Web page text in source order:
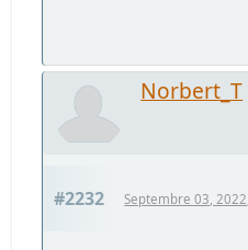
Norbert_T
#2232 Septembre 03,